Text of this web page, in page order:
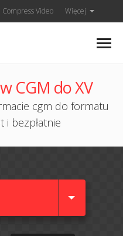
Compress Video Więcej
CGM do XV
cgm do formatu
bezpłatnie